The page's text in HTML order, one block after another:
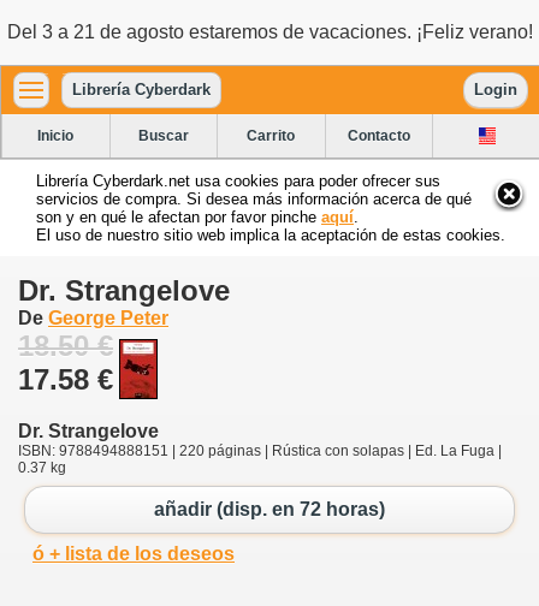
Del 3 a 21 de agosto estaremos de vacaciones. ¡Feliz verano!
Librería Cyberdark Login
Inicio Buscar Carrito Contacto
Librería Cyberdark.net usa cookies para poder ofrecer sus
servicios de compra. Si desea más información acerca de qué
son y en qué le afectan por favor pinche aquí
El uso de nuestro sitio web implica la aceptación de estas cookies.
Dr. Strangelove
De George Peter
18.50 €
17.58 €
Dr. Strangelove
ISBN: 9788494888151 | 220 páginas | Rústica con solapas | Ed. La Fuga |
0.37 kg
añadir (disp. en 72 horas)
ó + lista de los deseos